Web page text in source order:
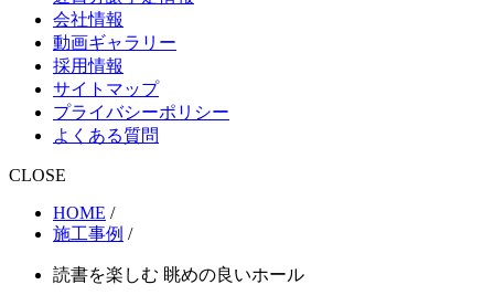
会社情報
動画ギャラリー
採用情報
サイトマップ
プライバシーポリシー
よくある質問
CLOSE
HOME /
施工事例 /
読書を楽しむ 眺めの良いホール